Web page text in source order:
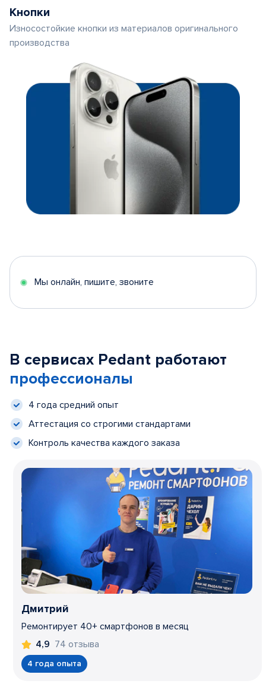
Кнопки
Износостойкие кнопки из материалов оригинального
производства
Мы онлайн, пишите, звоните
В сервисах Pedant работают
профессионалы
4 года средний опыт
Аттестация со строгими стандартами
Контроль качества каждого заказа
Дмитрий
Ремонтирует 40+ смартфонов в месяц
4,9 74 отзыва
4 года опыта